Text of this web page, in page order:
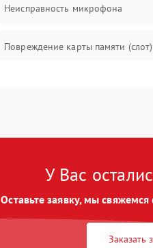
Неисправность микрофона
Повреждение карты памяти (слот)
Неисправность разъемов (USB,
У Вас
Оставьте заявку, мы
Заказать